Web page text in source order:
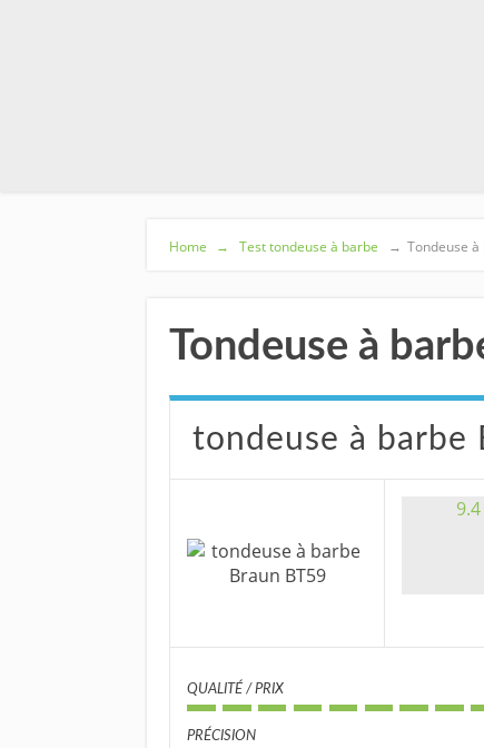
Home → Test tondeuse à barbe → Tondeuse
Tondeuse à
tondeuse à barbe
9.4
QUALITÉ / PRIX
PRÉCISION